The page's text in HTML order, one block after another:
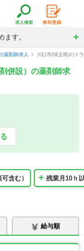
す。
薬剤師求人 川口市(埼玉県)のド
併設）の薬剤師求
含む） 残業月10ｈ
給与順